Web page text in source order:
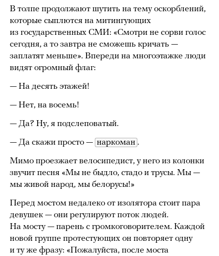
В толпе продолжают шутить на тему оскорблений,
которые сыплются на митингующих
из государственных СМИ: «Смотри не сорви голос
сегодня, а то завтра не сможешь кричать —
заплатят меньше». Впереди на многоэтажке люди
видят огромный флаг:
— На десять этажей!
— Нет, на восемь!
— Да? Ну, я подслеповатый.
— Да скажи просто — наркоман .
Мимо проезжает велосипедист, у него из колонки
звучит песня «Мы не быдло, стадо и трусы. Мы —
мы живой народ, мы белорусы!»
Перед мостом недалеко от изолятора стоит пара
девушек — они регулируют поток людей.
На мосту — парень с громкоговорителем. Каждой
новой группе протестующих он повторяет одну
и ту же фразу: «Пожалуйста, после моста